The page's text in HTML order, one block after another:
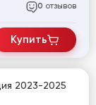
0 отзывов
Купить
2023-2025